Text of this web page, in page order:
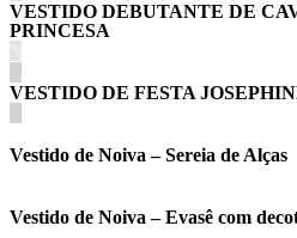
VESTIDO DEBUTANTE DE
PRINCESA
VESTIDO DE FESTA
Vestido de Noiva – Sereia de Alças
Vestido de Noiva – Evasê com